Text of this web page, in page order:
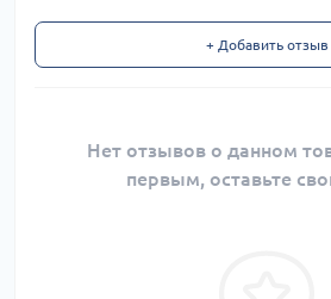
+ Добавить отзыв
Нет отзывов о данном
первым, оставьте